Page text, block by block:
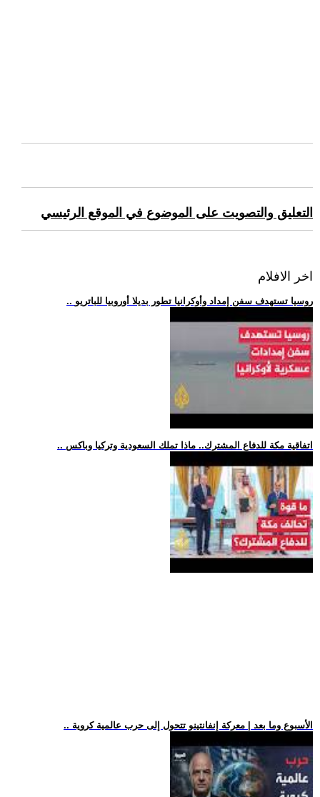
التعليق والتصويت على الموضوع في الموقع الرئيسي
اخر الافلام
.. روسيا تستهدف سفن إمداد وأوكرانيا تطور بديلا أوروبيا للباتريو
.. اتفاقية مكة للدفاع المشترك.. ماذا تملك السعودية وتركيا وباكس
.. الأسبوع وما بعد | معركة إنفانتينو تتحول إلى حرب عالمية كروية